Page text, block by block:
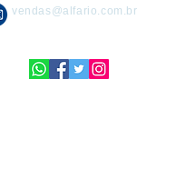
vendas@alfario.com.br